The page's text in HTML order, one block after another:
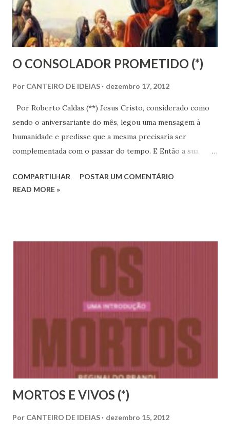
desse esforço foi a realização, no ano de 1948, do primeiro
congresso de mocidades espíritas do ...
O CONSOLADOR PROMETIDO (*)
Por CANTEIRO DE IDEIAS dezembro 17, 2012
Por Roberto Caldas (**) Jesus Cristo, considerado como
sendo o aniversariante do mês, legou uma mensagem à
humanidade e predisse que a mesma precisaria ser
complementada com o passar do tempo. E Então a sua
figurado, parabólico como ele mesmo esclarecera (“ Por
isso lhes falo por parábolas ; porque eles, vendo, não
Espírita. Segundo relatos espirituais, foi o próprio
Jesus que, do mundo espiritual, repassou as informações
que comporiam a 3ª Revelação diretamente a Allan Kardec
que sabidamente precisaria amadurecer no corpo físico e
só depois de completados 50 anos de idade é que seria
chamado para iniciar a missão que lhe cabia na Terra,
COMPARTILHAR
POSTAR UM COMENTÁRIO
READ MORE »
MORTOS E VIVOS (*)
Por CANTEIRO DE IDEIAS dezembro 15, 2012